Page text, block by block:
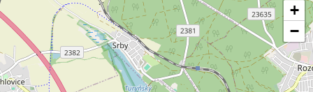
+
−